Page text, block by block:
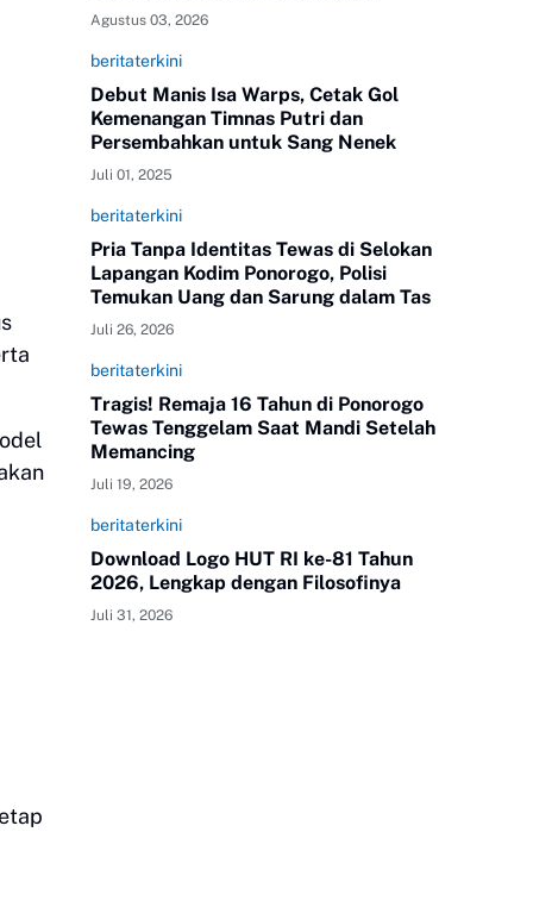
Agustus 03, 2026
beritaterkini
Debut Manis Isa Warps, Cetak Gol
Kemenangan Timnas Putri dan
Persembahkan untuk Sang Nenek
Juli 01, 2025
beritaterkini
Pria Tanpa Identitas Tewas di Selokan
Lapangan Kodim Ponorogo, Polisi
Temukan Uang dan Sarung dalam Tas
Juli 26, 2026
beritaterkini
Tragis! Remaja 16 Tahun di Ponorogo
Tewas Tenggelam Saat Mandi Setelah
Memancing
Juli 19, 2026
beritaterkini
Download Logo HUT RI ke-81 Tahun
2026, Lengkap dengan Filosofinya
Juli 31, 2026